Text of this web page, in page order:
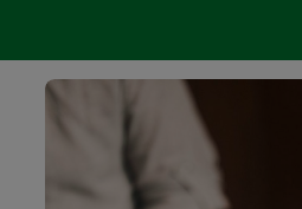
Kulinarik im
Essen &